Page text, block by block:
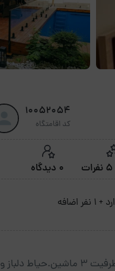
10052054
کد اقامتگاه
0 دیدگاه
ساختمان ویلایی و شخصی ساز ۳طبقه است بدون آسانسور. پارکینگ داخل حیاط با ظرفیت ۳ ماشین.حیاط دلباز و